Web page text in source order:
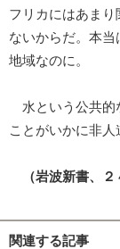
フリカにはあま
ないからだ。本
地域なのに。
水という公共的
ことがいかに非人
（岩波新書、２
関連する記事